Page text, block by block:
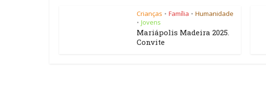
Crianças • Família • Humanidade
• Jovens
Mariápolis Madeira 2025.
Convite